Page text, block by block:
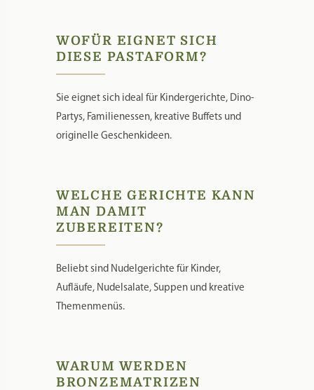
WOFÜR EIGNET SICH
DIESE PASTAFORM?
Sie eignet sich ideal für Kindergerichte, Dino-
Partys, Familienessen, kreative Buffets und
originelle Geschenkideen.
WELCHE GERICHTE KANN
MAN DAMIT
ZUBEREITEN?
Beliebt sind Nudelgerichte für Kinder,
Aufläufe, Nudelsalate, Suppen und kreative
Themenmenüs.
WARUM WERDEN
BRONZEMATRIZEN